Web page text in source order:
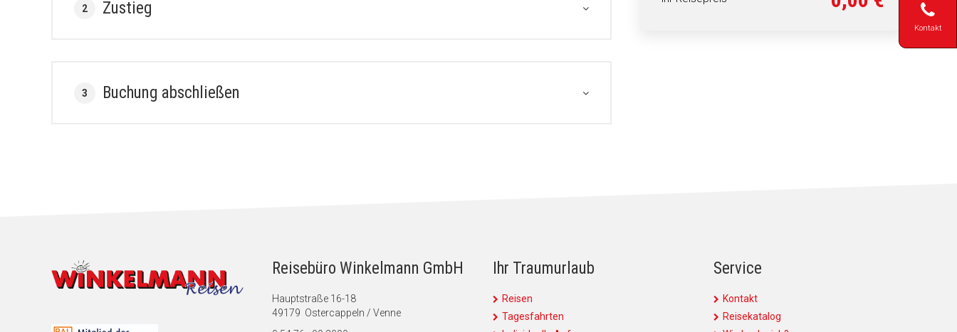
Kontakt
2 Zustieg
3 Buchung abschließen
Reisebüro Winkelmann GmbH
Hauptstraße 16-18
49179 Ostercappeln / Venne
Ihr Traumurlaub
Reisen
Tagesfahrten
Service
Kontakt
Reisekatalog